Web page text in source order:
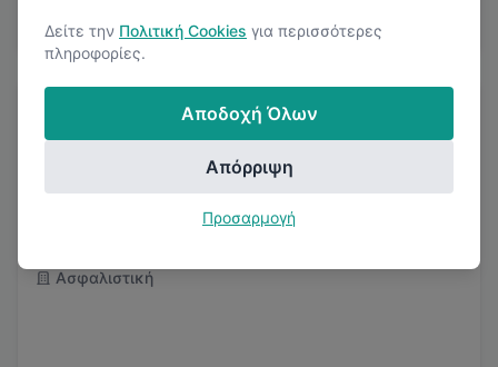
Ασφαλιστική
Δείτε την Πολιτική Cookies για περισσότερες
πληροφορίες.
Αποδοχή Όλων
Απόρριψη
Προσαρμογή